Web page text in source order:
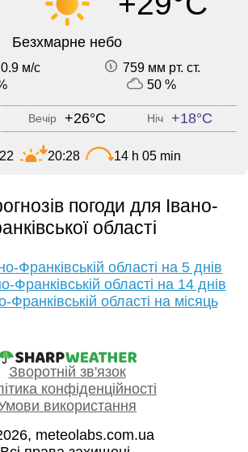
Безхмарне небо
м/с
759 мм рт. ст.
50 %
Вечір +26°C Ніч +18°C
20:28 14 h 05 min
погоди для Івано-
області
Франківській області на 5 днів
Франківській області на 14 днів
Франківській області на місяць
Зворотній зв'язок
конфіденційності
використання
meteolabs.com.ua